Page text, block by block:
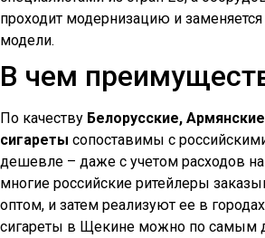
проходит модернизацию и
модели.
В чем
По качеству Белорусские,
сигареты сопоставимы с
дешевле – даже с учетом расходов
многие российские ритейлеры
оптом, и затем реализуют ее в
сигареты в Щекине можно по самым